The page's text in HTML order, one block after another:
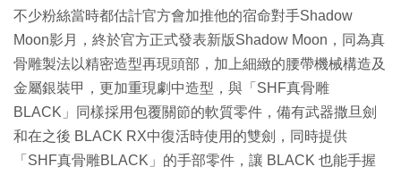
不少粉絲當時都估計官方會加推他的宿命對手Shadow
Moon影月，終於官方正式發表新版Shadow Moon，同為真
骨雕製法以精密造型再現頭部，加上細緻的腰帶機械構造及
金屬銀裝甲，更加重現劇中造型，與「SHF真骨雕
BLACK」同樣採用包覆關節的軟質零件，備有武器撒旦劍
和在之後 BLACK RX中復活時使用的雙劍，同時提供
「SHF真骨雕BLACK」的手部零件，讓 BLACK 也能手握